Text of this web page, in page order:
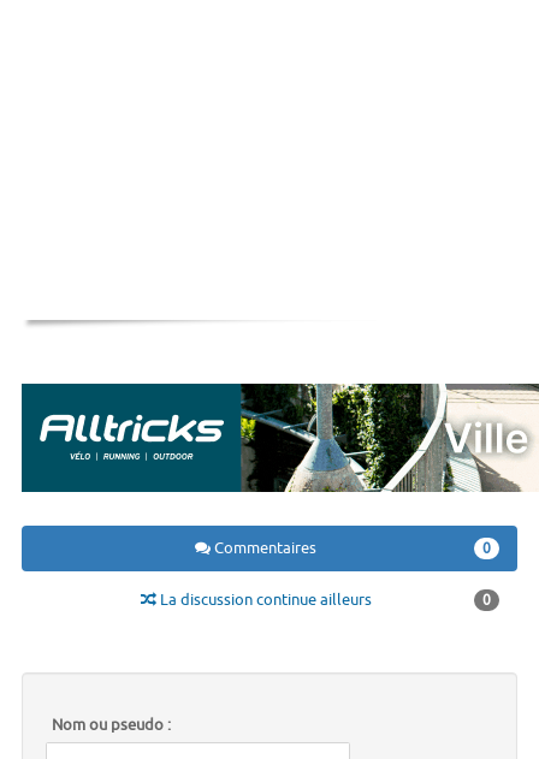
Commentaires 0
La discussion continue ailleurs 0
Nom ou pseudo :